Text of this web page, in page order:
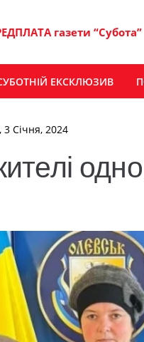
газети “Субота”
ЕКСКЛЮЗИВ
3 Січня, 2024